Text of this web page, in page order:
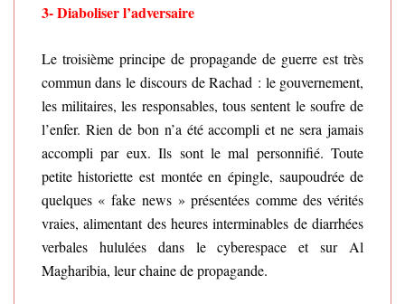
3-Diaboliser l’adversaire
Le troisième principe de propagande de guerre est très
commun dans le discours de Rachad : le gouvernement,
les militaires, les responsables, tous sentent le soufre de
l’enfer. Rien de bon n’a été accompli et ne sera jamais
accompli par eux. Ils sont le mal personnifié. Toute
petite historiette est montée en épingle, saupoudrée de
quelques « fake news » présentées comme des vérités
vraies, alimentant des heures interminables de diarrhées
verbales hululées dans le cyberespace et sur Al
Magharibia, leur chaine de propagande.